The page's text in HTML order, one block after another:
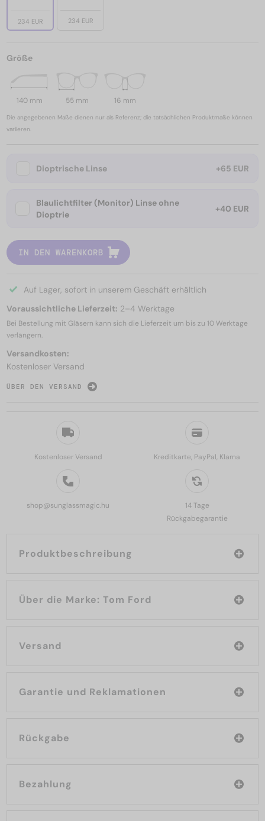
Kostenloser Versand Kreditkarte, PayPal, Klarna
shop@sunglassmagic.hu
14 Tage
Rückgabegarantie
Produktbeschreibung
Über die Marke: Tom Ford
Versand
Garantie und Reklamationen
Rückgabe
Bezahlung
234 EUR 234 EUR
Größe
140 mm 55 mm 16 mm
Die angegebenen Maße dienen nur als Referenz; die tatsächlichen Produktmaße können
variieren.
Dioptrische Linse +65 EUR
Blaulichtfilter (Monitor) Linse ohne
Dioptrie
+40 EUR
IN DEN WARENKORB
Auf Lager, sofort in unserem Geschäft erhältlich
Voraussichtliche Lieferzeit: 2–4 Werktage
Bei Bestellung mit Gläsern kann sich die Lieferzeit um bis zu 10 Werktage
verlängern.
Versandkosten:
Kostenloser Versand
ÜBER DEN VERSAND